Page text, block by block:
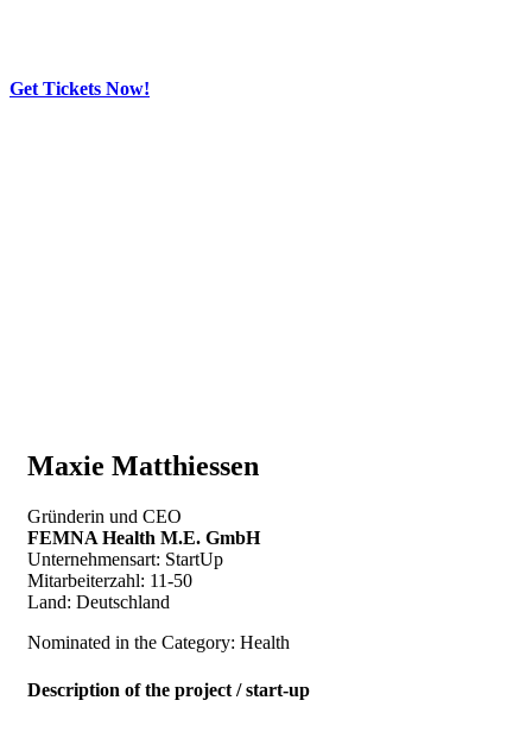
Get Tickets Now!
Maxie Matthiessen
Gründerin und CEO
FEMNA Health M.E. GmbH
Unternehmensart: StartUp
Mitarbeiterzahl: 11-50
Land: Deutschland
Nominated in the Category: Health
Description of the project / start-up